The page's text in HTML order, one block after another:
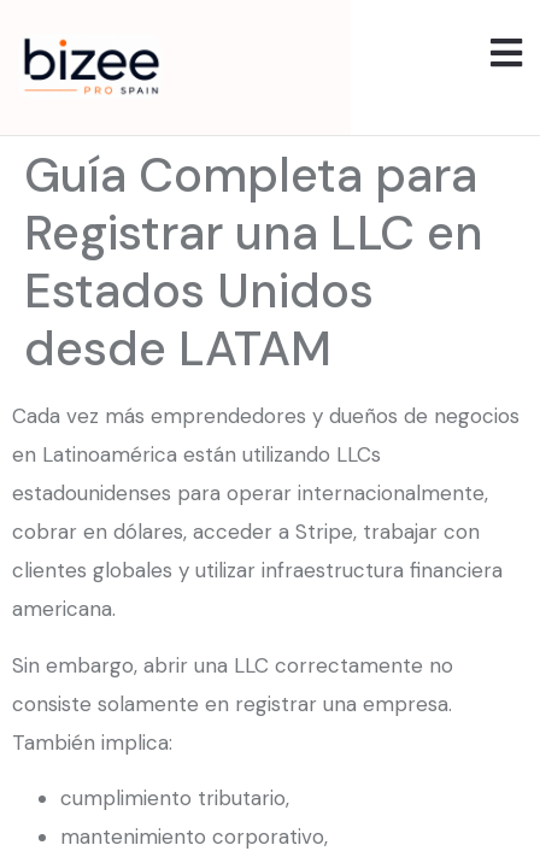
Guía Completa para
Registrar una LLC en
Estados Unidos
desde LATAM
Cada vez más emprendedores y dueños de negocios
en Latinoamérica están utilizando LLCs
estadounidenses para operar internacionalmente,
cobrar en dólares, acceder a Stripe, trabajar con
clientes globales y utilizar infraestructura financiera
americana.
Sin embargo, abrir una LLC correctamente no
consiste solamente en registrar una empresa.
También implica:
cumplimiento tributario,
mantenimiento corporativo,